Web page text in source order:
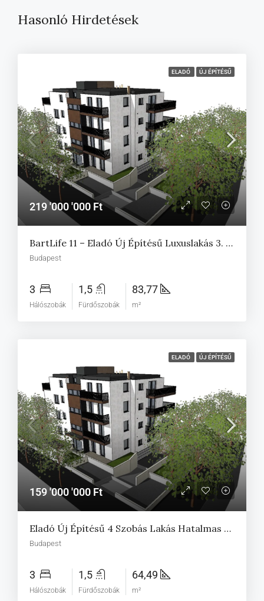
Hasonló Hirdetések
ELADÓ ÚJ ÉPÍTÉSŰ
219 '000 '000 Ft
BartLife 11 – Eladó Új Építésű Luxuslakás 3. Emeleten, 39 M²-Es Erkéllyel Budán
Budapest
3
Hálószobák
1,5
Fürdőszobák
83,77
m²
ELADÓ ÚJ ÉPÍTÉSŰ
159 '000 '000 Ft
Eladó Új Építésű 4 Szobás Lakás Hatalmas Erkéllyel A BartLife 11 Projektben
Budapest
3
Hálószobák
1,5
Fürdőszobák
64,49
m²